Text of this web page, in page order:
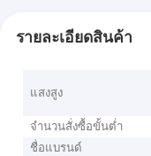
รายละเอียดสินค้า
แสงสูง
จำนวนสั่งซื้อขั้นต่ำ
ชื่อแบรนด์